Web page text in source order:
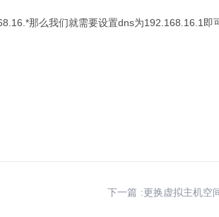
那么我们就需要设置dns为192.168.16.1即
下一篇 :更换虚拟主机空